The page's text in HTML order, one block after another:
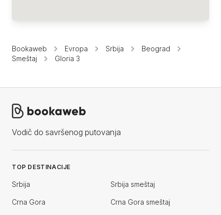
Bookaweb Evropa Srbija
Beograd
Smeštaj
Gloria 3
Vodič do savršenog putovanja
TOP DESTINACIJE
Srbija Srbija smeštaj
Crna Gora Crna Gora smeštaj